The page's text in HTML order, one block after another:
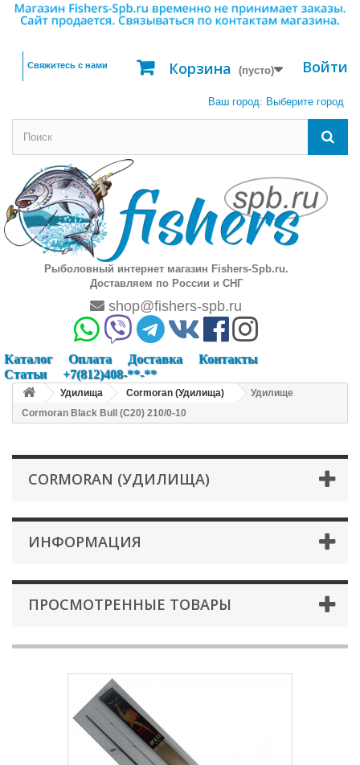
Войти
Корзина (пусто)
Свяжитесь с нами
Ваш город: Выберите город
Рыболовный интернет магазин Fishers-Spb.ru.
Доставляем по России и СНГ
shop@fishers-spb.ru
Каталог Оплата Доставка
Контакты
Статьи
+7(812)408-**-**
Удилища Cormoran (Удилища)
Удилище
Cormoran Black Bull (C20) 210/0-10
CORMORAN (УДИЛИЩА)
ИНФОРМАЦИЯ
ПРОСМОТРЕННЫЕ ТОВАРЫ